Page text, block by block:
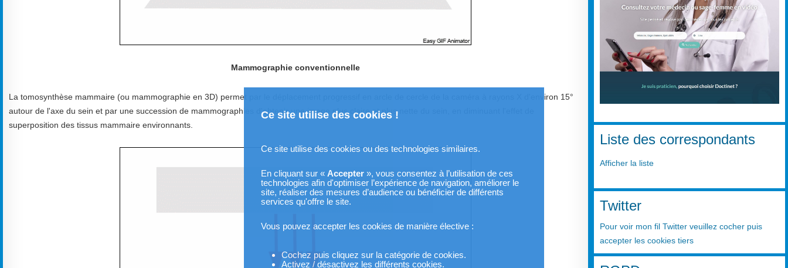
Ce site utilise des cookies !
Ce site utilise des cookies ou des technologies similaires.
En cliquant sur « Accepter», vous consentez à l’utilisation de ces
technologies afin d'optimiser l’expérience de navigation, améliorer le
site, réaliser des mesures d’audience ou bénéficier de différents
services qu'offre le site.
Vous pouvez accepter les cookies de manière élective :
Cochez puis cliquez sur la catégorie de cookies.
Activez / désactivez les différents cookies.
Mammographie conventionnelle
La tomosynthèse mammaire (ou mammographie en 3D) permet par le déplacement progressif en arcle de cercle de la caméra à rayons X d'environ 15°
autour de l'axe du sein et par une succession de mammographies d'obtenir une image plus claire et plus nette du sein, en diminuant l'effet de
superposition des tissus mammaire environnants.
Liste des correspondants
Afficher la liste
Twitter
Pour voir mon fil Twitter veuillez cocher puis
accepter les cookies tiers